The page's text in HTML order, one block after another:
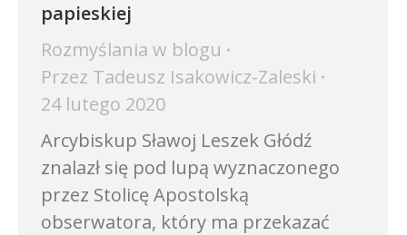
papieskiej
Rozmyślania w blogu
Przez Tadeusz Isakowicz-Zaleski
24 lutego 2020
Arcybiskup Sławoj Leszek Głódź
znalazł się pod lupą wyznaczonego
przez Stolicę Apostolską
obserwatora, który ma przekazać